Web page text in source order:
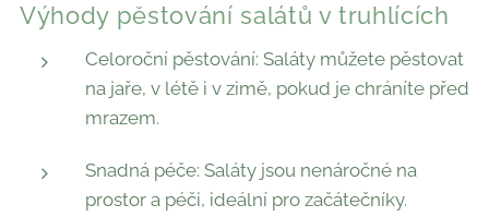
Výhody pěstování salátů v truhlících
Celoroční pěstování: Saláty můžete pěstovat
na jaře, v létě i v zimě, pokud je chráníte před
mrazem.
Snadná péče: Saláty jsou nenáročné na
prostor a péči, ideální pro začátečníky.